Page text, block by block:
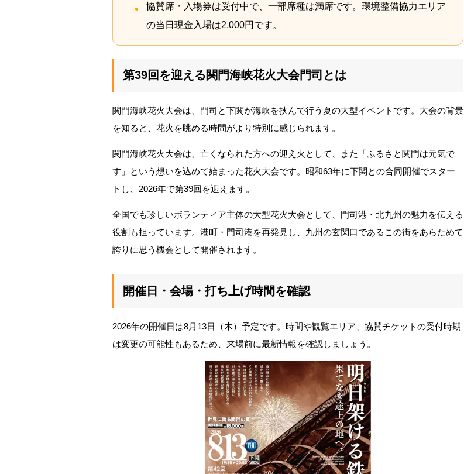
協賛席・入場券は受付中で、一部席種は満席です。環境整備協力エリア
の当日現金入場は2,000円です。
第39回を迎える関門海峡花火大会門司とは
関門海峡花火大会は、門司と下関が海峡を挟んで行う夏の大型イベントです。大会の背景
を知ると、花火を眺める時間がより特別に感じられます。
関門海峡花火大会は、亡くなられた方への迎え火として、また「ふるさと関門は元気で
す」という想いを込めて始まった花火大会です。昭和63年に下関との合同開催でスター
トし、2026年で第39回を迎えます。
全国でも珍しいボランティア主体の大型花火大会として、門司港・北九州の魅力を伝える
役割も担っています。港町・門司港を再発見し、九州の玄関口であるこの街をあらためて
誇りに思う機会として開催されます。
開催日・会場・打ち上げ時間を確認
2026年の開催日は8月13日（木）予定です。時間や観覧エリア、協賛チケットの受付時期
は変更の可能性もあるため、来場前に最新情報を確認しましょう。